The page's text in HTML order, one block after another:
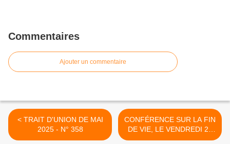
Commentaires
Ajouter un commentaire
< TRAIT D'UNION DE MAI
2025 - N° 358
CONFÉRENCE SUR LA FIN
DE VIE, LE VENDREDI 23
MAI 2025 - 20 heures - À